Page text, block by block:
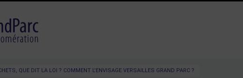
QUE DIT LA LOI ? COMMENT L'ENVISAGE VERSAILLES GRAND PARC ?